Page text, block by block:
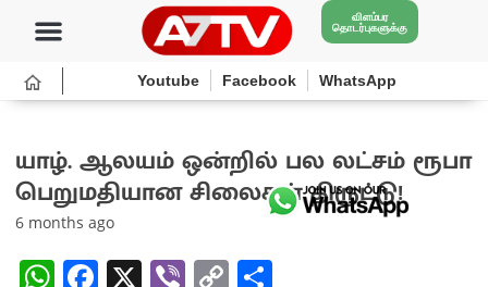
விளம்பர
தொடர்புகளுக்கு
Youtube Facebook WhatsApp
யாழ். ஆலயம் ஒன்றில் பல லட்சம் ரூபா
பெறுமதியான சிலைகள் திருட்டு!
6 months ago